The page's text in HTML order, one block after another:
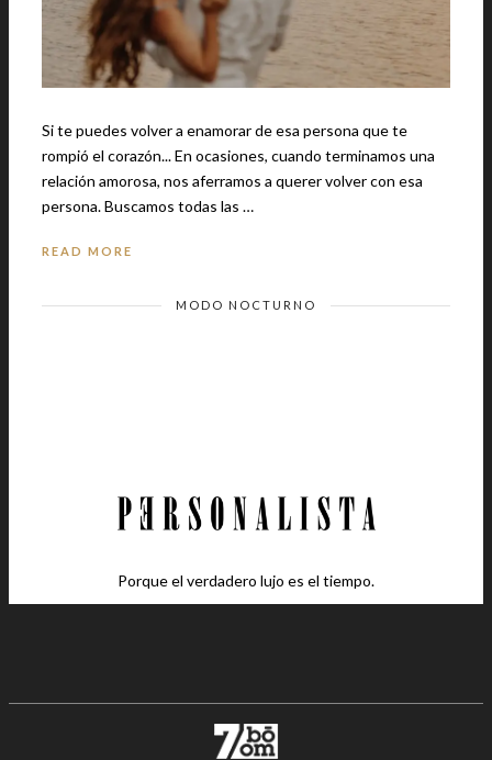
Si te puedes volver a enamorar de esa persona que te
rompió el corazón... En ocasiones, cuando terminamos una
relación amorosa, nos aferramos a querer volver con esa
persona. Buscamos todas las …
READ MORE
MODO NOCTURNO
Porque el verdadero lujo es el tiempo.